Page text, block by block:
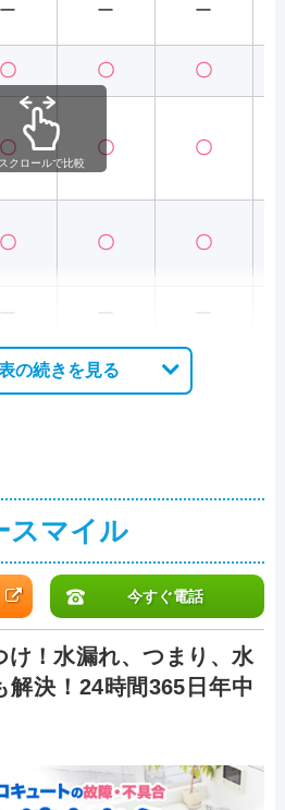
ー ー ー
〇 〇 〇
〇 〇 〇
〇 〇 〇
スクロールで比較
の続きを見る
スマイル
今すぐ電話
け！水漏れ、つまり、水
解決！24時間365日年中